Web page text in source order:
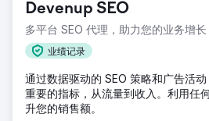
Devenup SEO
多平台 SEO 代理，助力您的业务增长
业绩记录
通过数据驱动的 SEO 策略和广告活
重要的指标，从流量到收入。利用任
升您的销售额。